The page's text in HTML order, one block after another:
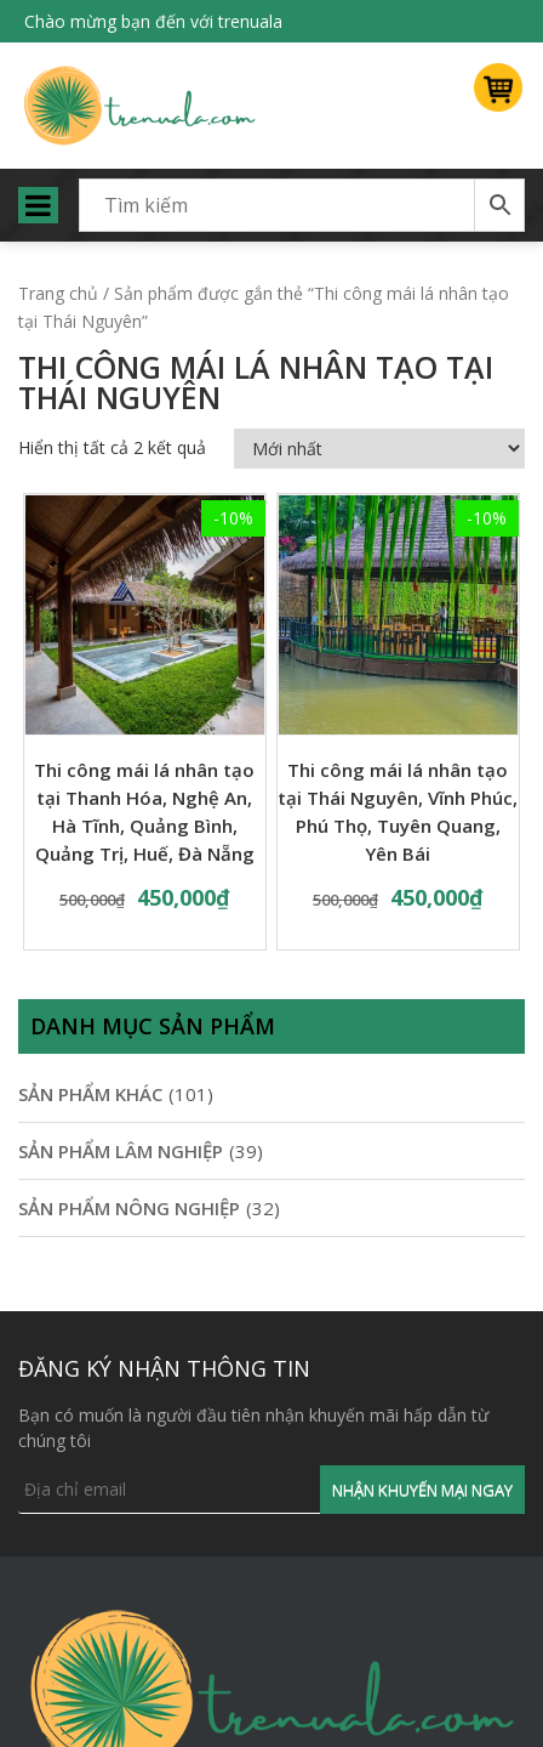
Chào mừng bạn đến với trenuala
Trang chủ / Sản phẩm được gắn thẻ “Thi công mái lá nhân tạo
tại Thái Nguyên”
THI CÔNG MÁI LÁ NHÂN TẠO TẠI
THÁI NGUYÊN
Hiển thị tất cả 2 kết quả
-10%
Thi công mái lá nhân tạo
tại Thanh Hóa, Nghệ An,
Hà Tĩnh, Quảng Bình,
Quảng Trị, Huế, Đà Nẵng
500,000₫ 450,000₫
-10%
Thi công mái lá nhân tạo
tại Thái Nguyên, Vĩnh Phúc,
Phú Thọ, Tuyên Quang,
Yên Bái
500,000₫ 450,000₫
DANH MỤC SẢN PHẨM
SẢN PHẨM KHÁC (101)
SẢN PHẨM LÂM NGHIỆP (39)
SẢN PHẨM NÔNG NGHIỆP (32)
ĐĂNG KÝ NHẬN THÔNG TIN
Bạn có muốn là người đầu tiên nhận khuyến mãi hấp dẫn từ
chúng tôi